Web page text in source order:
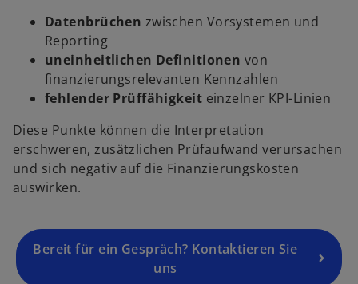
Datenbrüchen zwischen Vorsystemen und
Reporting
uneinheitlichen Definitionen von
finanzierungsrelevanten Kennzahlen
fehlender Prüffähigkeit einzelner KPI-Linien
Diese Punkte können die Interpretation
erschweren, zusätzlichen Prüfaufwand verursachen
und sich negativ auf die Finanzierungskosten
auswirken.
Bereit für ein Gespräch? Kontaktieren Sie
uns
u
e